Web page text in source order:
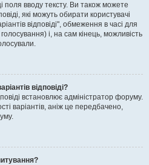
поля вводу тексту. Ви також можете
які можуть обирати користувачі
відповіді", обмеження в часі для
і, на сам кінець, можливість
відповіді?
встановлює адміністратор форуму.
варіантів, аніж це передбачено,